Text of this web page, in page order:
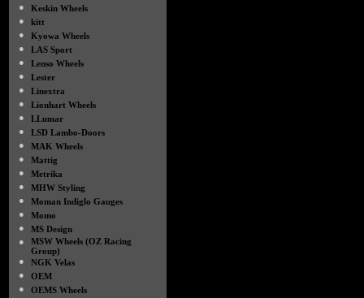
●
Keskin Wheels
●
kitt
●
Kyowa Wheels
●
LAS Sport
●
Lenso Wheels
●
Lester
●
Linextra
●
Lionhart Wheels
●
LLumar
●
LSD Lambo-Doors
●
MAK Wheels
●
Mattig
●
Metrika
●
MHW Styling
●
Moman Indiglo Gauges
●
Momo
●
MS Design
●
MSW Wheels (OZ Racing
Group)
●
NGK Velas
●
OEM
●
OEMS Wheels